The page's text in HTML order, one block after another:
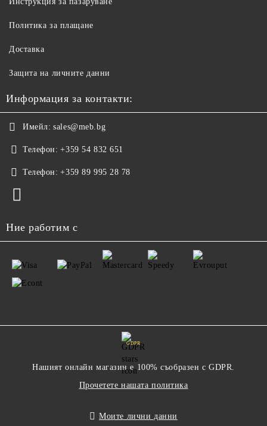
Политика за плащане
Доставка
Защита на личните данни
Информация за контакти:
Имейл: sales@meb.bg
Телефон: +359 54 832 651
Телефон: +359 89 995 28 78
Ние работим с
GDPR
Нашият онлайн магазин е 100% съобразен с GDPR.
Прочетете нашата политика
Моите лични данни